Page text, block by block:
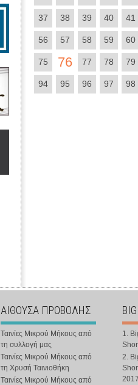
37 38 39 40 41
56 57 58 59 60
75 76 77 78 79
94 95 96 97 98
ΑΙΘΟΥΣΑ ΠΡΟΒΟΛΗΣ
Ταινίες Μικρού Μήκους από
τη συλλογή μας
Ταινίες Μικρού Μήκους από
τη Χρυσή Ταινιοθήκη
Ταινίες Μικρού Μήκους από
1.
2.